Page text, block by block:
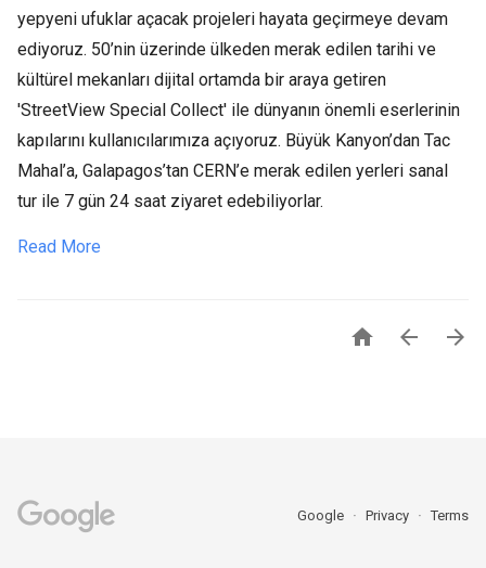
yepyeni ufuklar açacak projeleri hayata geçirmeye devam
ediyoruz. 50’nin üzerinde ülkeden merak edilen tarihi ve
kültürel mekanları dijital ortamda bir araya getiren
'StreetView Special Collect' ile dünyanın önemli eserlerinin
kapılarını kullanıcılarımıza açıyoruz. Büyük Kanyon’dan Tac
Mahal’a, Galapagos’tan CERN’e merak edilen yerleri sanal
tur ile 7 gün 24 saat ziyaret edebiliyorlar.
Read More
  
Google Privacy Terms